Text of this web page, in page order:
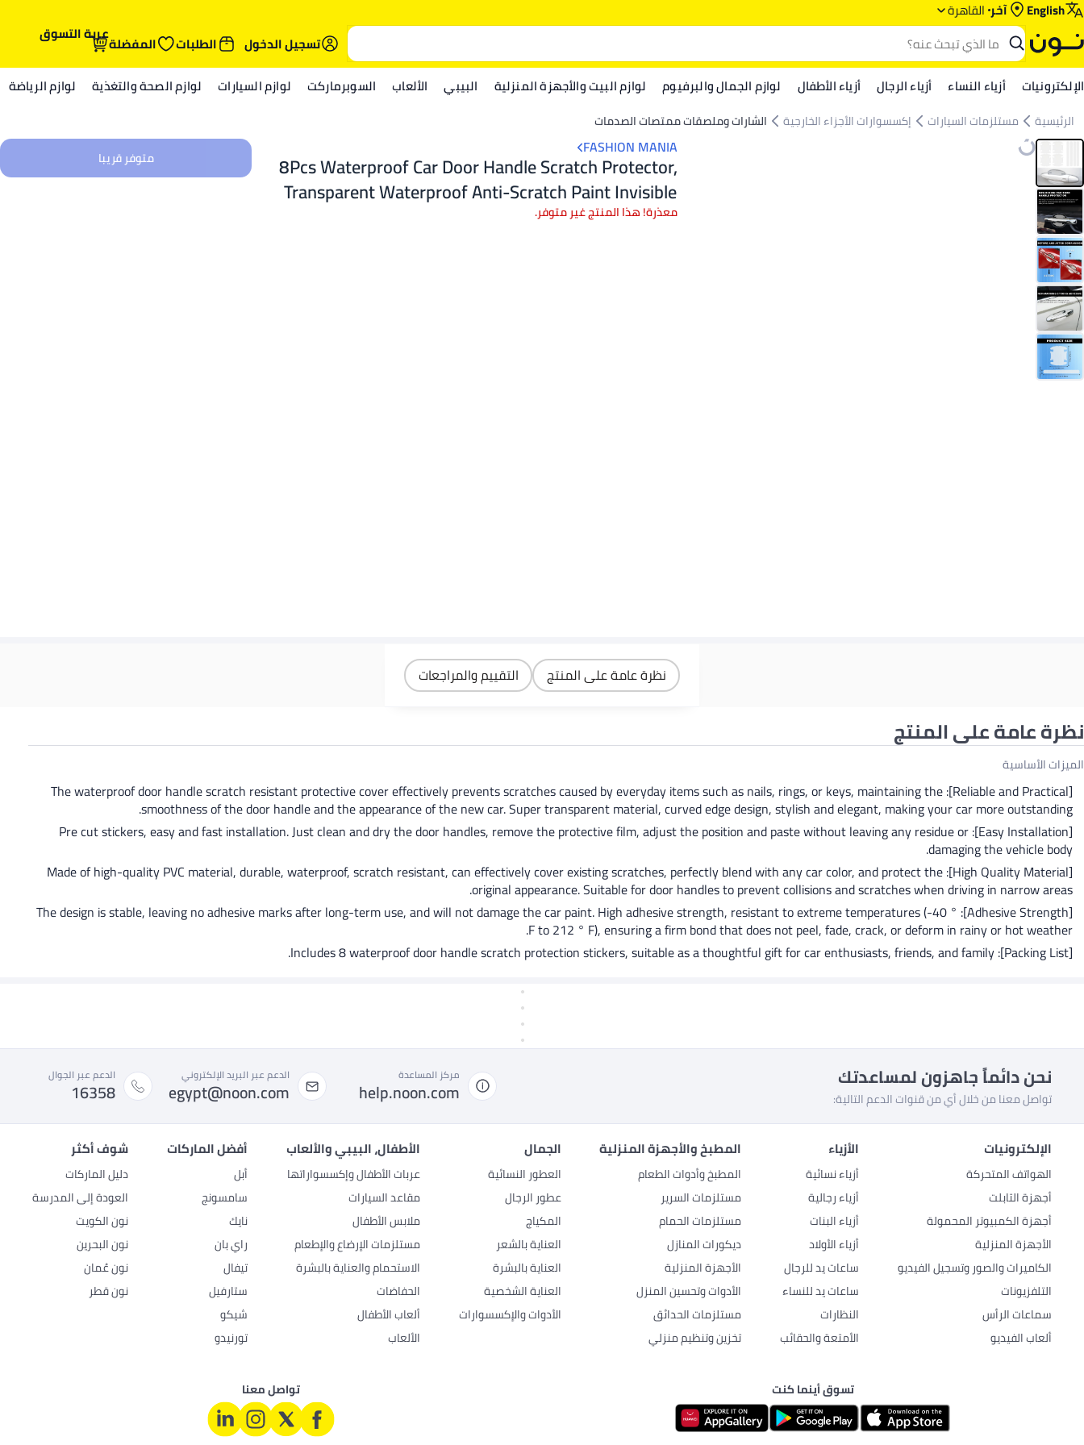
English آخر القاهرة
تسجيل الدخول
الطلبات المفضلةعربة التسوق
الإلكترونيات أزياء النساء أزياء الرجال أزياء الأطفال لوازم الجمال والبرفيوم لوازم البيت والأجهزة المنزلية البيبي الألعاب السوبرماركت لوازم السيارات لوازم الصحة والتغذية لوازم الرياضة
الرئيسية مستلزمات السيارات إكسسوارات الأجزاء الخارجية الشارات وملصقات ممتصات الصدمات
FASHION MANIA
8Pcs Waterproof Car Door Handle Scratch Protector,
Transparent Waterproof Anti-Scratch Paint Invisible
Protection Film for Car Door Handle
معذرة! هذا المنتج غير متوفر.
متوفر قريبا
نظرة عامة على المنتج التقييم والمراجعات
نظرة عامة على المنتج
الميزات الأساسية
[Reliable and Practical]: The waterproof door handle scratch resistant protective cover effectively prevents scratches caused by everyday items such as nails, rings, or keys, maintaining the
smoothness of the door handle and the appearance of the new car. Super transparent material, curved edge design, stylish and elegant, making your car more outstanding.
[Easy Installation]: Pre cut stickers, easy and fast installation. Just clean and dry the door handles, remove the protective film, adjust the position and paste without leaving any residue or
damaging the vehicle body.
[High Quality Material]: Made of high-quality PVC material, durable, waterproof, scratch resistant, can effectively cover existing scratches, perfectly blend with any car color, and protect the
original appearance. Suitable for door handles to prevent collisions and scratches when driving in narrow areas.
[Adhesive Strength]: The design is stable, leaving no adhesive marks after long-term use, and will not damage the car paint. High adhesive strength, resistant to extreme temperatures (-40 °
F to 212 ° F), ensuring a firm bond that does not peel, fade, crack, or deform in rainy or hot weather.
[Packing List]: Includes 8 waterproof door handle scratch protection stickers, suitable as a thoughtful gift for car enthusiasts, friends, and family.
نحن دائماً جاهزون لمساعدتك
تواصل معنا من خلال أي من قنوات الدعم التالية:
مركز المساعدة
help.noon.com
الدعم عبر البريد الإلكتروني
egypt@noon.com
الدعم عبر الجوال
16358
الإلكترونيات
الهواتف المتحركة
أجهزة التابلت
أجهزة الكمبيوتر المحمولة
الأجهزة المنزلية
الكاميرات والصور وتسجيل الفيديو
التلفزيونات
سماعات الرأس
ألعاب الفيديو
الأزياء
أزياء نسائية
أزياء رجالية
أزياء البنات
أزياء الأولاد
ساعات يد للرجال
ساعات يد للنساء
النظارات
الأمتعة والحقائب
المطبخ والأجهزة المنزلية
المطبخ وأدوات الطعام
مستلزمات السرير
مستلزمات الحمام
ديكورات المنازل
الأجهزة المنزلية
الأدوات وتحسين المنزل
مستلزمات الحدائق
تخزين وتنظيم منزلي
الجمال
العطور النسائية
عطور الرجال
المكياج
العناية بالشعر
العناية بالبشرة
العناية الشخصية
الأدوات والإكسسوارات
الأطفال، البيبي والألعاب
عربات الأطفال وإكسسواراتها
مقاعد السيارات
ملابس الأطفال
مستلزمات الإرضاع والإطعام
الاستحمام والعناية بالبشرة
الحفاضات
ألعاب الأطفال
الألعاب
أفضل الماركات
أبل
سامسونج
نايك
راي بان
تيفال
ستارفيل
شيكو
تورنيدو
شوف أكثر
دليل الماركات
العودة إلى المدرسة
نون الكويت
نون البحرين
نون عُمان
نون قطر
تسوق أينما كنت تواصل معنا